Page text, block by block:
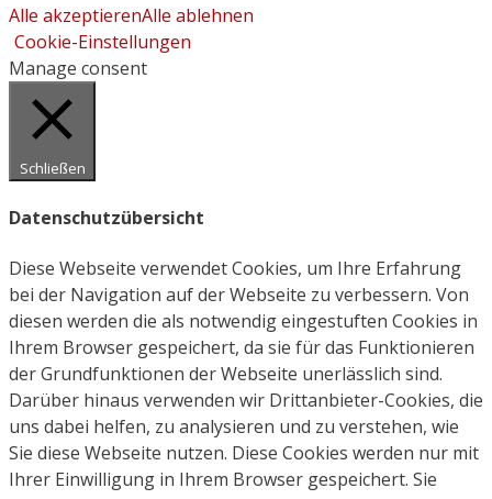
Alle akzeptierenAlle ablehnen
Cookie-Einstellungen
Manage consent
Schließen
Datenschutzübersicht
Diese Webseite verwendet Cookies, um Ihre Erfahrung
bei der Navigation auf der Webseite zu verbessern. Von
diesen werden die als notwendig eingestuften Cookies in
Ihrem Browser gespeichert, da sie für das Funktionieren
der Grundfunktionen der Webseite unerlässlich sind.
Darüber hinaus verwenden wir Drittanbieter-Cookies, die
uns dabei helfen, zu analysieren und zu verstehen, wie
Sie diese Webseite nutzen. Diese Cookies werden nur mit
Ihrer Einwilligung in Ihrem Browser gespeichert. Sie